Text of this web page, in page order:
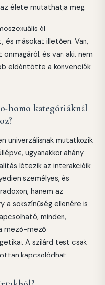
élete mutathatja meg.
él
másokat illetően. Van,
és van aki, nem
eldöntötte a konvenciók
homo kategóriáknál
univerzálisnak mutatkozik
ugyanakkor ahány
létezik az interakcióik
személyes, és
hanem az
a sokszínűség ellenére is
minden,
mező-mező
A szilárd test csak
kapcsolódhat.